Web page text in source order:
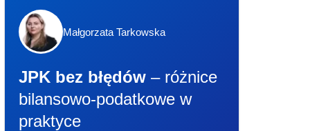
Małgorzata Tarkowska
JPK bez błędów – różnice
bilansowo-podatkowe w
praktyce